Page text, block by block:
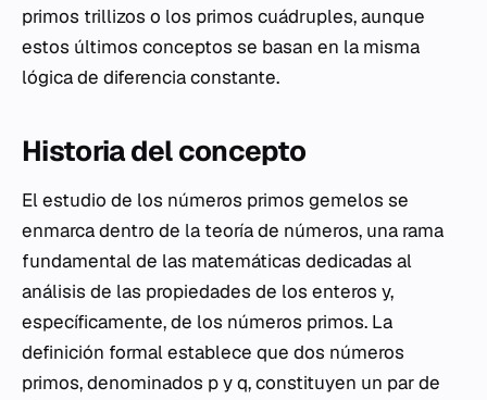
primos trillizos o los primos cuádruples, aunque
estos últimos conceptos se basan en la misma
lógica de diferencia constante.
Historia del concepto
El estudio de los números primos gemelos se
enmarca dentro de la teoría de números, una rama
fundamental de las matemáticas dedicadas al
análisis de las propiedades de los enteros y,
específicamente, de los números primos. La
definición formal establece que dos números
primos, denominados p y q, constituyen un par de